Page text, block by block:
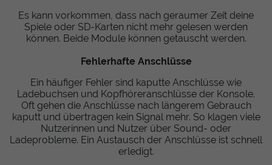
Es kann vorkommen, dass nach geraumer Zeit deine
Spiele oder SD-Karten nicht mehr gelesen werden
können. Beide Module können getauscht werden.
Fehlerhafte Anschlüsse
Ein häufiger Fehler sind kaputte Anschlüsse wie
Ladebuchsen und Kopfhöreranschlüsse der Konsole.
Oft gehen die Anschlüsse nach längerem Gebrauch
kaputt und übertragen kein Signal mehr. So klagen viele
Nutzerinnen und Nutzer über Sound- oder
Ladeprobleme. Ein Austausch der Anschlüsse ist schnell
erledigt.